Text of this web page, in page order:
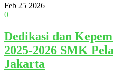
Feb 25 2026
0
Dedikasi dan
2025-2026 SMK
Jakarta